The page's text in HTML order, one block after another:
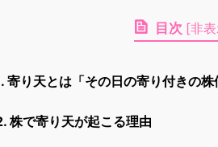
目次 [非
寄り天とは「その日の寄り付きの株
株で寄り天が起こる理由